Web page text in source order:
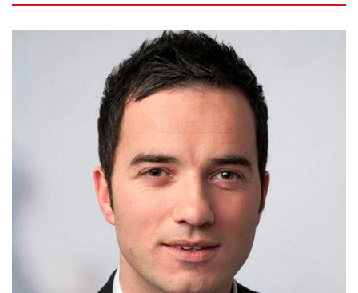
Biography